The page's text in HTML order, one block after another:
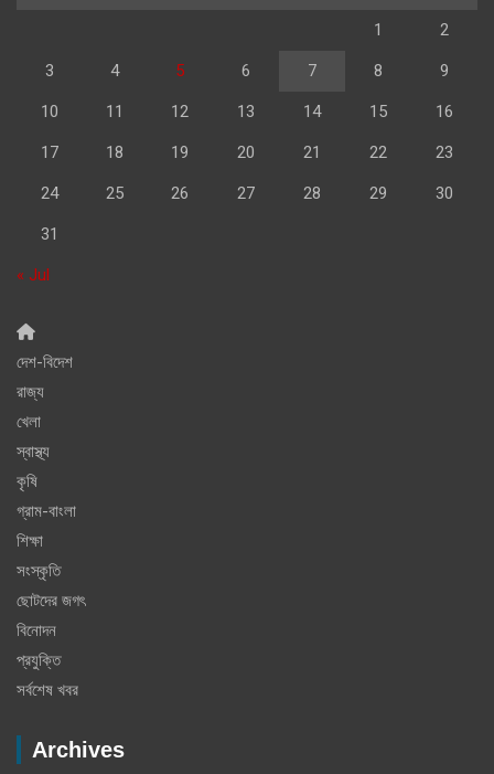
1 2
3 4 5 6 7 8 9
10 11 12 13 14 15 16
17 18 19 20 21 22 23
24 25 26 27 28 29 30
31
« Jul
দেশ-বিদেশ
রাজ্য
খেলা
স্বাস্থ্য
কৃষি
গ্রাম-বাংলা
শিক্ষা
সংস্কৃতি
ছোটদের জগৎ
বিনোদন
প্রযুক্তি
সর্বশেষ খবর
Archives